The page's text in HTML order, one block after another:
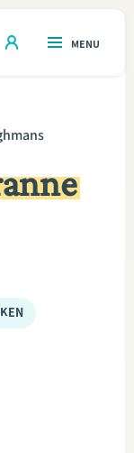
OPEN
MENU